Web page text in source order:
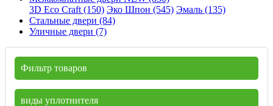
3D Eco Craft (150) Эко Шпон (545) Эмаль (135)
Стальные двери (84)
Уличные двери (7)
Фильтр товаров
виды уплотнителя